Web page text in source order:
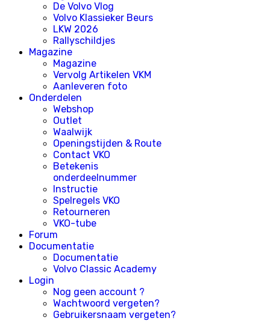
De Volvo Vlog
Volvo Klassieker Beurs
LKW 2026
Rallyschildjes
Magazine
Magazine
Vervolg Artikelen VKM
Aanleveren foto
Onderdelen
Webshop
Outlet
Waalwijk
Openingstijden & Route
Contact VKO
Betekenis
onderdeelnummer
Instructie
Spelregels VKO
Retourneren
VKO-tube
Forum
Documentatie
Documentatie
Volvo Classic Academy
Login
Nog geen account ?
Wachtwoord vergeten?
Gebruikersnaam vergeten?